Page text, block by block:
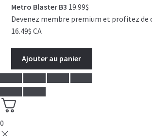
Metro Blaster B3 19.99$
Devenez membre premium et profitez de
16.49$ CA
Ajouter au panier
0